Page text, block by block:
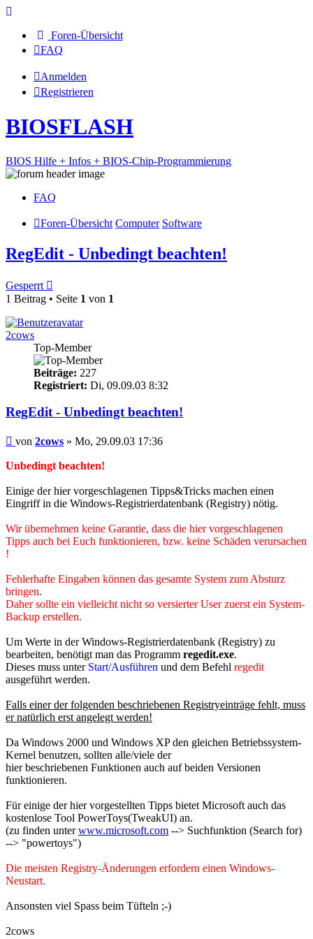
Foren-Übersicht
FAQ
Anmelden
Registrieren
BIOSFLASH
BIOS Hilfe + Infos + BIOS-Chip-Programmierung
FAQ
Foren-Übersicht Computer Software
RegEdit - Unbedingt beachten!
Gesperrt
1 Beitrag • Seite 1 von 1
2cows
Top-Member
Beiträge: 227
Registriert: Di, 09.09.03 8:32
RegEdit - Unbedingt beachten!
Beitrag
von 2cows » Mo, 29.09.03 17:36
Unbedingt beachten!
Einige der hier vorgeschlagenen Tipps&Tricks machen einen
Eingriff in die Windows-Registrierdatenbank (Registry) nötig.
Wir übernehmen keine Garantie, dass die hier vorgeschlagenen
Tipps auch bei Euch funktionieren, bzw. keine Schäden verursachen
!
Fehlerhafte Eingaben können das gesamte System zum Absturz
bringen.
Daher sollte ein vielleicht nicht so versierter User zuerst ein System-
Backup erstellen.
Um Werte in der Windows-Registrierdatenbank (Registry) zu
bearbeiten, benötigt man das Programm regedit.exe.
Dieses muss unter Start/Ausführen und dem Befehl regedit
ausgeführt werden.
Falls einer der folgenden beschriebenen Registryeinträge fehlt, muss
er natürlich erst angelegt werden!
Da Windows 2000 und Windows XP den gleichen Betriebssystem-
Kernel benutzen, sollten alle/viele der
hier beschriebenen Funktionen auch auf beiden Versionen
funktionieren.
Für einige der hier vorgestellten Tipps bietet Microsoft auch das
kostenlose Tool PowerToys(TweakUI) an.
(zu finden unterwww.microsoft.com --> Suchfunktion (Search for)
--> "powertoys")
Die meisten Registry-Änderungen erfordern einen Windows-
Neustart.
Ansonsten viel Spass beim Tüfteln ;-)
2cows